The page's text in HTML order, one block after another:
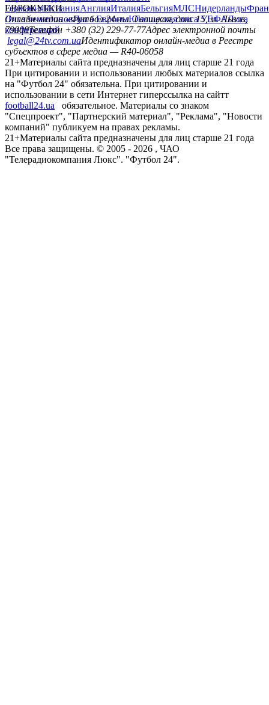
ГерманияИспанияАнглияИталияБельгияМЛСНидерланды
ЕВРОКУБКИ
Лига чемпионовЛига ЕвропыЮношеская лига УЕФАЛига
конференций
Онлайн-медиа «Футбол 24»пл. Галицкая, дом. 15, м. Львов,
79008Телефон +380 (32) 229-77-77Адрес электронной почты
legal@24tv.com.uaИдентификатор онлайн-медиа в Реестре
субъектов в сфере медиа — R40-06058
21+Материалы сайта предназначены для лиц старше 21 года
При цитировании и использовании любых материалов ссылка
на "Футбол 24" обязательна. При цитировании и
использовании в сети Интернет гиперссылка на сайтт
football24.ua
обязательное. Материалы со знаком
"Спецпроект", "Партнерский материал", "Реклама", "Новости
компаний" публикуем на правах рекламы.
21+Материалы сайта предназначены для лиц старше 21 года
Все права защищены. © 2005 - 2026 , ЧАО
"Телерадиокомпания Люкс". "Футбол 24".